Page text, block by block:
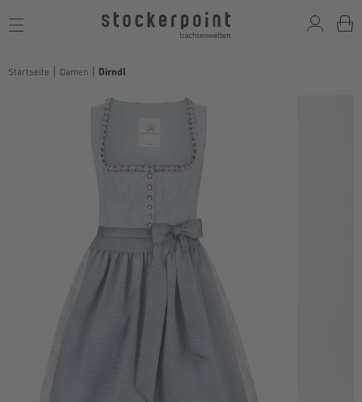
Toggle
Startseite Damen Dirndl